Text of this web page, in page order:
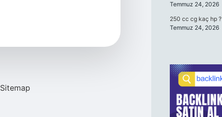
Sitemap
Temmuz 24, 2026
250 cc cg kaç hp ?
Temmuz 24, 2026